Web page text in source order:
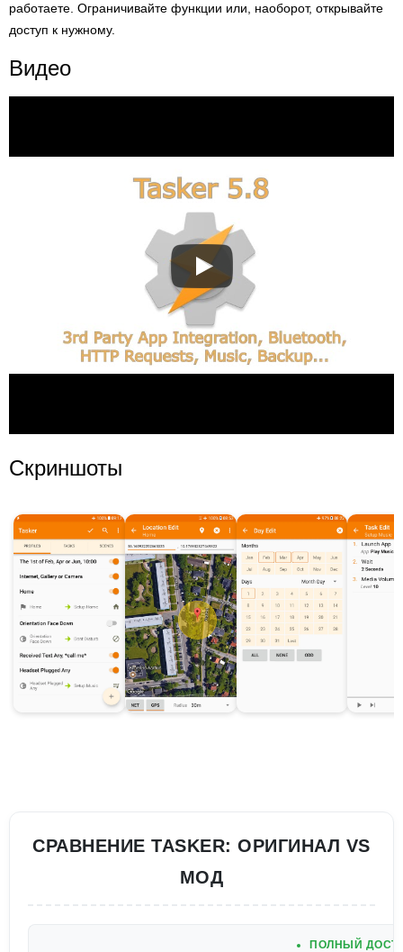
работаете. Ограничивайте функции или, наоборот, открывайте
доступ к нужному.
Видео
Скриншоты
СРАВНЕНИЕ TASKER: ОРИГИНАЛ VS
МОД
ПОЛНЫЙ